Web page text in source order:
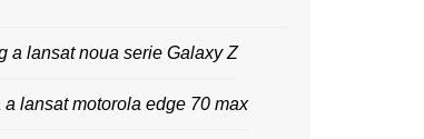
a lansat noua serie Galaxy Z
a lansat motorola edge 70 max